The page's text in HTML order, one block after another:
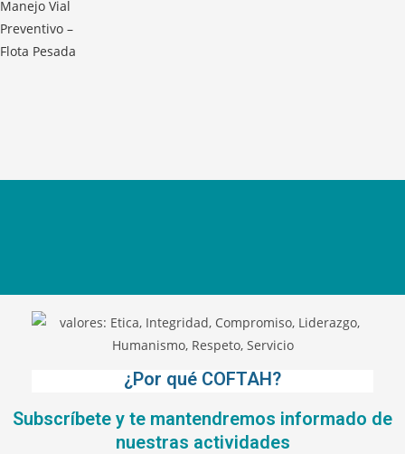
¿Por qué COFTAH?
Subscríbete y te mantendremos informado de
nuestras actividades